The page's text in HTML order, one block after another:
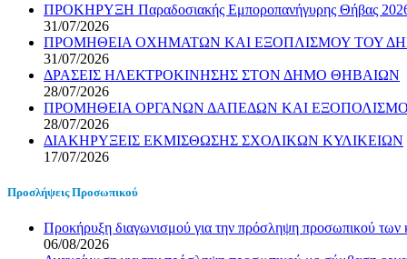
ΠΡΟΚΗΡΥΞΗ Παραδοσιακής Εμποροπανήγυρης Θήβας
31/07/2026
ΠΡΟΜΗΘΕΙΑ ΟΧΗΜΑΤΩΝ ΚΑΙ ΕΞΟΠΛΙΣΜΟΥ ΤΟΥ
31/07/2026
ΔΡΑΣΕΙΣ ΗΛΕΚΤΡΟΚΙΝΗΣΗΣ ΣΤΟΝ ΔΗΜΟ ΘΗΒΑΙΩΝ
28/07/2026
ΠΡΟΜΗΘΕΙΑ ΟΡΓΑΝΩΝ ΔΑΠΕΔΩΝ ΚΑΙ
28/07/2026
ΔΙΑΚΗΡΥΞΕΙΣ ΕΚΜΙΣΘΩΣΗΣ ΣΧΟΛΙΚΩΝ ΚΥΛΙΚΕΙΩΝ
17/07/2026
Προσλήψεις Προσωπικού
Προκήρυξη διαγωνισμού για την πρόσληψη προσωπικού
06/08/2026